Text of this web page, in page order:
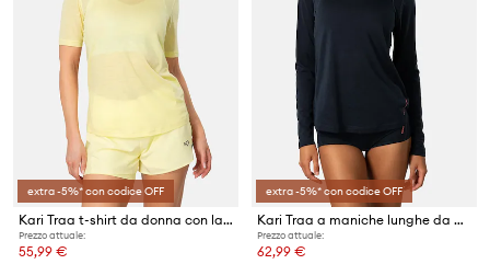
extra -5%* con codice OFF
Kari Traa t-shirt da donna con lana Embla
Prezzo attuale:
55,99 €
extra -5%* con codice OFF
Kari Traa a maniche lunghe da donna con lana Embla
Prezzo attuale:
62,99 €